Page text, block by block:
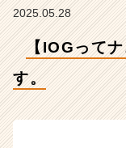
2025.05.28
【IOGって
す。